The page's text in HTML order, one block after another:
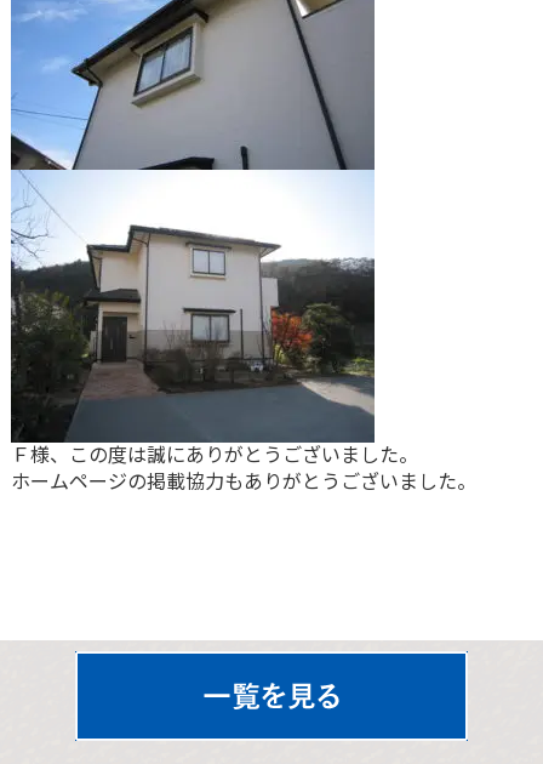
Ｆ様、この度は誠にありがとうございました。
ホームページの掲載協力もありがとうございました。